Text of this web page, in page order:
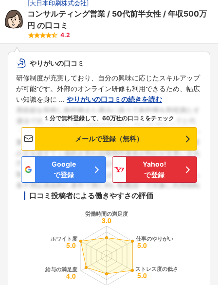
[大日本印刷株式会社]
コンサルティング営業 50代前半女性
年収500万
円 の口コミ
4.2
やりがいの口コミ
研修制度が充実しており、自分の興味に応じたスキルアップ
が可能です。外部のオンライン研修も利用できるため、幅広
い知識を身に ... やりがいの口コミの続きを読む
１分で無料登録して、60万社の口コミをチェック
メールで登録（無料）
Google
で登録
Yahoo!
で登録
口コミ投稿者による働きやすさの評価